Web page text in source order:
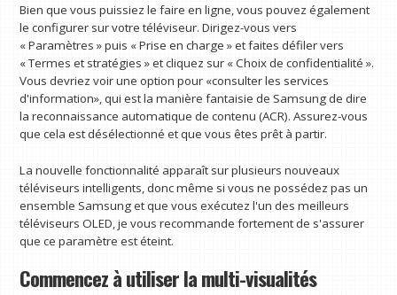
Bien que vous puissiez le faire en ligne, vous pouvez également
le configurer sur votre téléviseur. Dirigez-vous vers
« Paramètres » puis « Prise en charge » et faites défiler vers
« Termes et stratégies » et cliquez sur « Choix de confidentialité ».
Vous devriez voir une option pour «consulter les services
d'information», qui est la manière fantaisie de Samsung de dire
la reconnaissance automatique de contenu (ACR). Assurez-vous
que cela est désélectionné et que vous êtes prêt à partir.
La nouvelle fonctionnalité apparaît sur plusieurs nouveaux
téléviseurs intelligents, donc même si vous ne possédez pas un
ensemble Samsung et que vous exécutez l'un des meilleurs
téléviseurs OLED, je vous recommande fortement de s'assurer
que ce paramètre est éteint.
Commencez à utiliser la multi-visualités